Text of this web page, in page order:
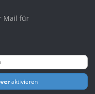
Mail für
aktivieren